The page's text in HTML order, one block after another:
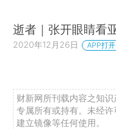
逝者｜张开眼睛看
2020年12月26日 APP打开
财新网所刊载内容之知
专属所有或持有。未经
建立镜像等任何使用。